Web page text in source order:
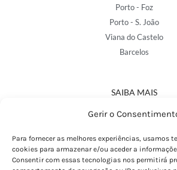
Gerir o
Para fornecer as melhores experiências, usamos
cookies para armazenar e/ou aceder a
Consentir com essas tecnologias nos permitirá
Porto - Foz
Porto - S. João
Viana do Castelo
Barcelos
SAIBA MAIS
Política de Privacidade
Termos e Condições
Perguntas Frequentes